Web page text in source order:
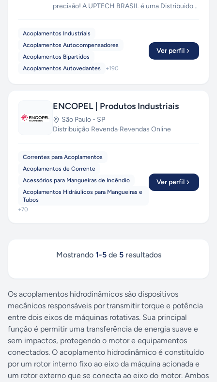
precisão! A UPTECH BRASIL é uma Distribuidora
estoque grande, com disponibilidade de envio
via aéreo, transportadoras, moto-express,
correios e retirada em loja física! Temos
produtos importados e nacionais, com garantia
Acoplamentos Industriais
Acoplamentos Autocompensadores
Acoplamentos Bipartidos
Acoplamentos Autovedantes
+190
Ver perfil
ENCOPEL | Produtos Industriais
São Paulo - SP
Distribuição·Revenda·Revendas Online
Correntes para Acoplamentos
Acoplamentos de Corrente
Acessórios para Mangueiras de Incêndio
Acoplamentos Hidráulicos para Mangueiras e
Tubos
+70
Ver perfil
Mostrando 1-5de 5resultados
Os acoplamentos hidrodinâmicos são dispositivos
mecânicos responsáveis por transmitir torque e potência
entre dois eixos de máquinas rotativas. Sua principal
função é permitir uma transferência de energia suave e
sem impactos, protegendo o motor e equipamentos
conectados. O acoplamento hidrodinâmico é constituído
por um rotor interno fixo ao eixo da máquina acionada e
um rotor externo que se conecta ao eixo do motor. Ambos